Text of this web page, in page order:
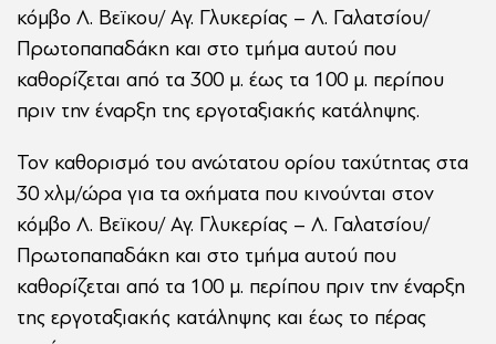
κόμβο Λ. Βεϊκου/ Αγ. Γλυκερίας – Λ. Γαλατσίου/
Πρωτοπαπαδάκη και στο τμήμα αυτού που
καθορίζεται από τα 300 μ. έως τα 100 μ. περίπου
πριν την έναρξη της εργοταξιακής κατάληψης.
Τον καθορισμό του ανώτατου ορίου ταχύτητας στα
30 χλμ/ώρα για τα οχήματα που κινούνται στον
κόμβο Λ. Βεϊκου/ Αγ. Γλυκερίας – Λ. Γαλατσίου/
Πρωτοπαπαδάκη και στο τμήμα αυτού που
καθορίζεται από τα 100 μ. περίπου πριν την έναρξη
της εργοταξιακής κατάληψης και έως το πέρας